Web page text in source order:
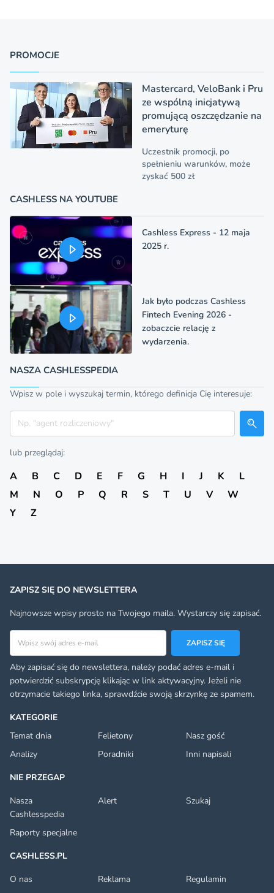
PROMOCJE
Mastercard, VeloBank i Pru
ze wspólną inicjatywą
promującą oszczędzanie na
emeryturę
Uczestnik promocji, po
spełnieniu warunków, może
zyskać 500 zł
CASHLESS NA YOUTUBE
Cashless Express - 12 maja
2025 r.
Jak było podczas Cashless
Fintech Evening 2026 -
zobaczcie relację z
wydarzenia.
NASZA CASHLESSPEDIA
Wpisz w pole i wyszukaj termin, którego definicja Cię interesuje:
Szukaj
lub przeglądaj:
A B C D E F G H I J K
L
M
N O P Q R S T U V
W
Y
Z
KATEGORIE
Temat dnia
Felietony
Nasz gość
Analizy
Poradniki
Inni napisali
NIE PRZEGAP
Nasza
Cashlesspedia
Alert Szukaj
Raporty specjalne
CASHLESS.PL
O nas
Reklama
Regulamin
ZAPISZ SIĘ DO NEWSLETTERA
Najnowsze wpisy prosto na Twojego maila. Wystarczy się zapisać.
Adres email
ZAPISZ SIĘ
Aby zapisać się do newslettera, należy podać adres e-mail i
potwierdzić subskrypcję klikając w link aktywacyjny. Jeżeli nie
otrzymacie takiego linka, sprawdźcie swoją skrzynkę ze spamem.